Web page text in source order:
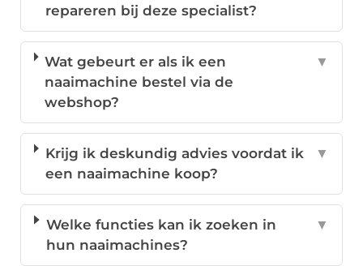
repareren bij deze specialist?
Wat gebeurt er als ik een
naaimachine bestel via de
webshop?
▼
Krijg ik deskundig advies voordat ik
een naaimachine koop?
▼
Welke functies kan ik zoeken in
hun naaimachines?
▼